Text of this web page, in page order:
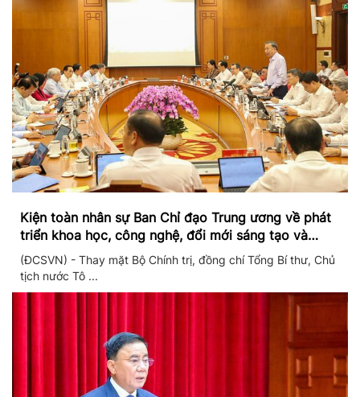
Kiện toàn nhân sự Ban Chỉ đạo Trung ương về phát
triển khoa học, công nghệ, đổi mới sáng tạo và
chuyển đổi số
(ĐCSVN) - Thay mặt Bộ Chính trị, đồng chí Tổng Bí thư, Chủ
tịch nước Tô ...